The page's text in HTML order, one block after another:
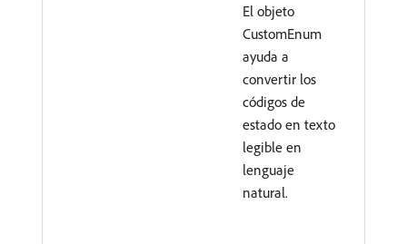
El objeto
CustomEnum
ayuda a
convertir los
códigos de
estado en texto
legible en
lenguaje
natural.